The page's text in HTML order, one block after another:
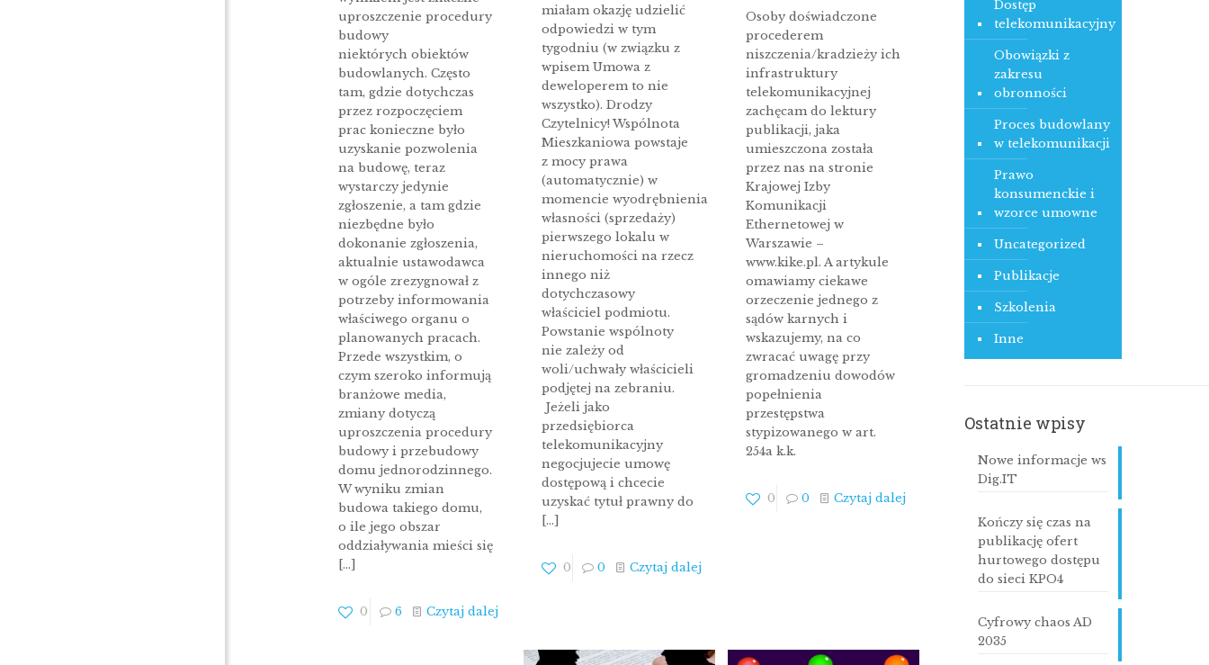
uproszczenie procedury
budowy
niektórych obiektów
budowlanych. Często
tam, gdzie dotychczas
przez rozpoczęciem
prac konieczne było
uzyskanie pozwolenia
na budowę, teraz
wystarczy jedynie
zgłoszenie, a tam gdzie
niezbędne było
dokonanie zgłoszenia,
aktualnie ustawodawca
w ogóle zrezygnował z
potrzeby informowania
właściwego organu o
planowanych pracach.
Przede wszystkim, o
czym szeroko informują
branżowe media,
zmiany dotyczą
uproszczenia procedury
budowy i przebudowy
domu jednorodzinnego.
W wyniku zmian
budowa takiego domu,
o ile jego obszar
oddziaływania mieści się
[…]
0 6 Czytaj dalej
miałam okazję udzielić
odpowiedzi w tym
tygodniu (w związku z
wpisem Umowa z
deweloperem to nie
wszystko). Drodzy
Czytelnicy! Wspólnota
Mieszkaniowa powstaje
z mocy prawa
(automatycznie) w
momencie wyodrębnienia
własności (sprzedaży)
pierwszego lokalu w
nieruchomości na rzecz
innego niż
dotychczasowy
właściciel podmiotu.
Powstanie wspólnoty
nie zależy od
woli/uchwały właścicieli
podjętej na zebraniu.
Jeżeli jako
przedsiębiorca
telekomunikacyjny
negocjujecie umowę
dostępową i chcecie
uzyskać tytuł prawny do
[…]
0 0 Czytaj dalej
Osoby doświadczone
procederem
niszczenia/kradzieży ich
infrastruktury
telekomunikacyjnej
zachęcam do lektury
publikacji, jaka
umieszczona została
przez nas na stronie
Krajowej Izby
Komunikacji
Ethernetowej w
Warszawie –
www.kike.pl. A artykule
omawiamy ciekawe
orzeczenie jednego z
sądów karnych i
wskazujemy, na co
zwracać uwagę przy
gromadzeniu dowodów
popełnienia
przestępstwa
stypizowanego w art.
254a k.k.
0 0 Czytaj dalej
Dostęp
telekomunikacyjny
Obowiązki z
zakresu
obronności
Proces budowlany
w telekomunikacji
Prawo
konsumenckie i
wzorce umowne
Uncategorized
Publikacje
Szkolenia
Inne
Ostatnie wpisy
Nowe informacje ws
Dig.IT
Kończy się czas na
publikację ofert
hurtowego dostępu
do sieci KPO4
Cyfrowy chaos AD
2035